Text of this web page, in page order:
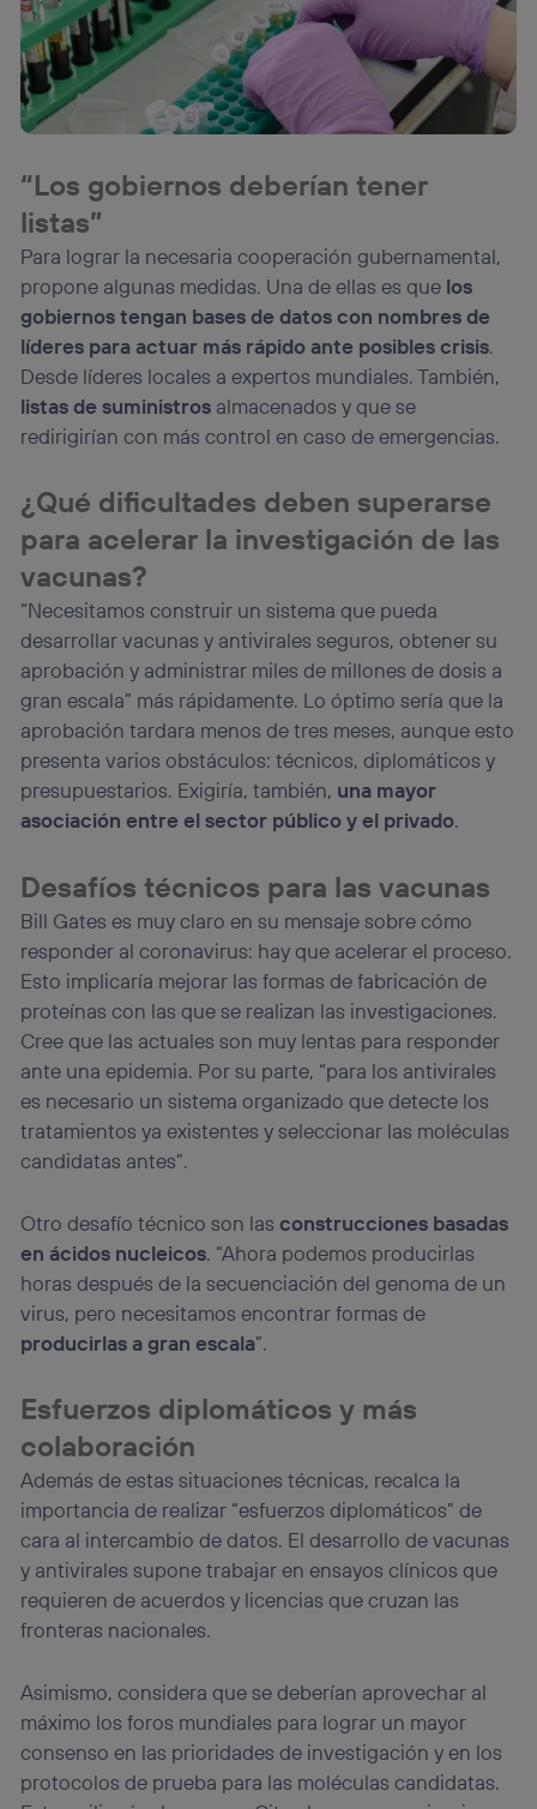
“Los gobiernos deberían tener
listas”
Para lograr la necesaria cooperación gubernamental,
propone algunas medidas. Una de ellas es que los
gobiernos tengan bases de datos con nombres de
líderes para actuar más rápido ante posibles crisis.
Desde líderes locales a expertos mundiales. También,
listas de suministros almacenados y que se
redirigirían con más control en caso de emergencias.
¿Qué dificultades deben superarse
para acelerar la investigación de las
vacunas?
“Necesitamos construir un sistema que pueda
desarrollar vacunas y antivirales seguros, obtener su
aprobación y administrar miles de millones de dosis a
gran escala” más rápidamente. Lo óptimo sería que la
aprobación tardara menos de tres meses, aunque esto
presenta varios obstáculos: técnicos, diplomáticos y
presupuestarios. Exigiría, también, una mayor
asociación entre el sector público y el privado.
Desafíos técnicos para las vacunas
Bill Gates es muy claro en su mensaje sobre cómo
responder al coronavirus: hay que acelerar el proceso.
Esto implicaría mejorar las formas de fabricación de
proteínas con las que se realizan las investigaciones.
Cree que las actuales son muy lentas para responder
ante una epidemia. Por su parte, “para los antivirales
es necesario un sistema organizado que detecte los
tratamientos ya existentes y seleccionar las moléculas
candidatas antes”.
Otro desafío técnico son lasconstrucciones basadas
en ácidos nucleicos. “Ahora podemos producirlas
horas después de la secuenciación del genoma de un
virus, pero necesitamos encontrar formas de
producirlas a gran escala”.
Esfuerzos diplomáticos y más
colaboración
Además de estas situaciones técnicas, recalca la
importancia de realizar “esfuerzos diplomáticos” de
cara al intercambio de datos. El desarrollo de vacunas
y antivirales supone trabajar en ensayos clínicos que
requieren de acuerdos y licencias que cruzan las
fronteras nacionales.
Asimismo, considera que se deberían aprovechar al
máximo los foros mundiales para lograr un mayor
consenso en las prioridades de investigación y en los
protocolos de prueba para las moléculas candidatas.